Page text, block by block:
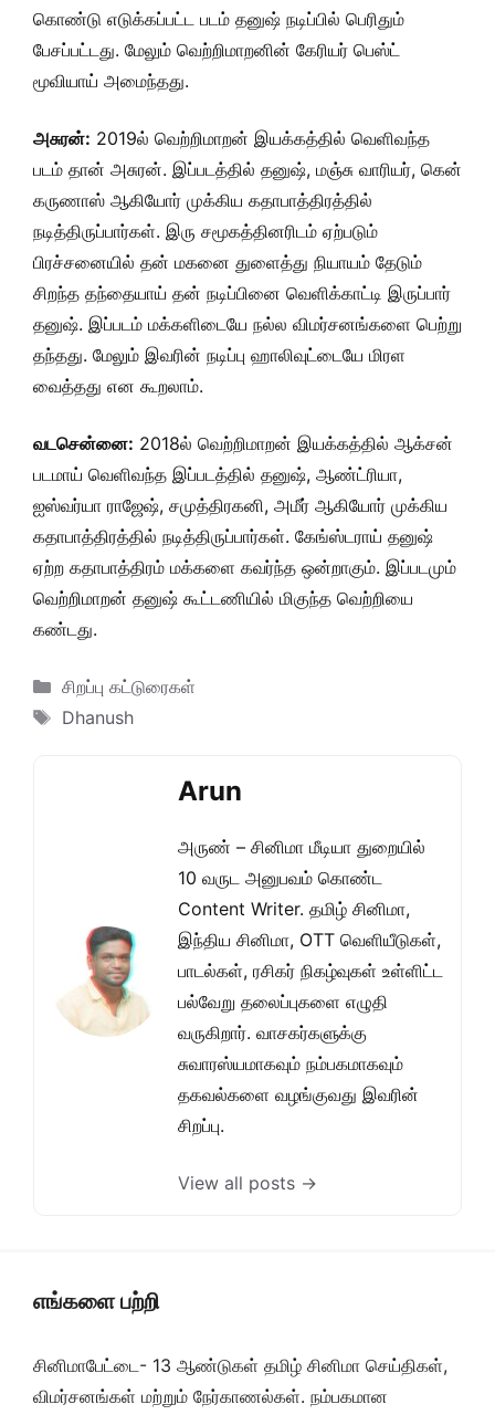
கொண்டு எடுக்கப்பட்ட படம் தனுஷ் நடிப்பில் பெரிதும்
பேசப்பட்டது. மேலும் வெற்றிமாறனின் கேரியர் பெஸ்ட்
மூவியாய் அமைந்தது.
அசுரன்: 2019ல் வெற்றிமாறன் இயக்கத்தில் வெளிவந்த
படம் தான் அசுரன். இப்படத்தில் தனுஷ், மஞ்சு வாரியர், கென்
கருணாஸ் ஆகியோர் முக்கிய கதாபாத்திரத்தில்
நடித்திருப்பார்கள். இரு சமூகத்தினரிடம் ஏற்படும்
பிரச்சனையில் தன் மகனை துளைத்து நியாயம் தேடும்
சிறந்த தந்தையாய் தன் நடிப்பினை வெளிக்காட்டி இருப்பார்
தனுஷ். இப்படம் மக்களிடையே நல்ல விமர்சனங்களை பெற்று
தந்தது. மேலும் இவரின் நடிப்பு ஹாலிவுட்டையே மிரள
வைத்தது என கூறலாம்.
வடசென்னை: 2018ல் வெற்றிமாறன் இயக்கத்தில் ஆக்சன்
படமாய் வெளிவந்த இப்படத்தில் தனுஷ், ஆண்ட்ரியா,
ஐஸ்வர்யா ராஜேஷ், சமுத்திரகனி, அமீர் ஆகியோர் முக்கிய
கதாபாத்திரத்தில் நடித்திருப்பார்கள். கேங்ஸ்டராய் தனுஷ்
ஏற்ற கதாபாத்திரம் மக்களை கவர்ந்த ஒன்றாகும். இப்படமும்
வெற்றிமாறன் தனுஷ் கூட்டணியில் மிகுந்த வெற்றியை
கண்டது.
Categories
சிறப்பு கட்டுரைகள்
Tags
Dhanush
Arun
அருண் – சினிமா மீடியா துறையில்
10 வருட அனுபவம் கொண்ட
Content Writer. தமிழ் சினிமா,
இந்திய சினிமா, OTT வெளியீடுகள்,
பாடல்கள், ரசிகர் நிகழ்வுகள் உள்ளிட்ட
பல்வேறு தலைப்புகளை எழுதி
வருகிறார். வாசகர்களுக்கு
சுவாரஸ்யமாகவும் நம்பகமாகவும்
தகவல்களை வழங்குவது இவரின்
சிறப்பு.
View all posts →
எங்களை பற்றி
சினிமாபேட்டை- 13 ஆண்டுகள் தமிழ் சினிமா செய்திகள்,
விமர்சனங்கள் மற்றும் நேர்காணல்கள். நம்பகமான